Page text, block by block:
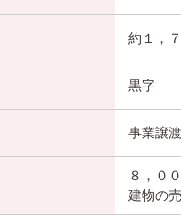
約１，
黒字
事業譲渡
８，０
建物の